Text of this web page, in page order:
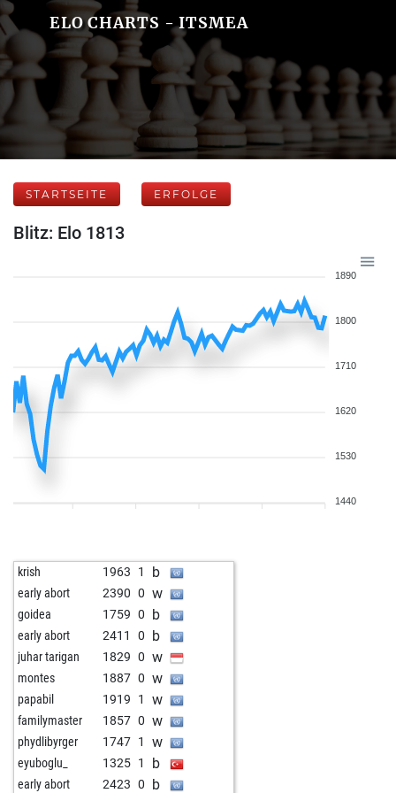
ELO CHARTS - ITSMEA
STARTSEITE ERFOLGE
Blitz: Elo 1813
1890
1800
1710
1620
1530
1440
krish 1963 1 b
early abort 2390 0 w
goidea 1759 0 b
early abort 2411 0 b
juhar tarigan 1829 0 w
montes 1887 0 w
papabil 1919 1 w
familymaster 1857 0 w
phydlibyrger 1747 1 w
eyuboglu_ 1325 1 b
early abort 2423 0 b